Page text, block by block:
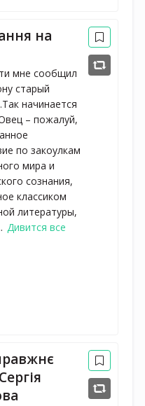
на
мне сообщил
старый
начинается
– пожалуй,
по закоулкам
мира и
сознания,
классиком
литературы,
Дивится все